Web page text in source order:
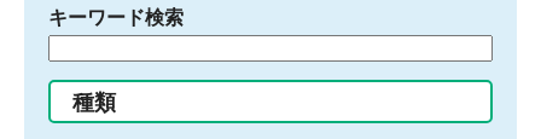
キーワード検索
る
種類